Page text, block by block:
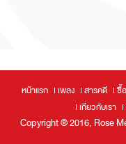
หน้าแรก เพลง สารคดี ซื้
เกี่ยวกับเรา
Copyright ® 2016, Rose